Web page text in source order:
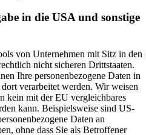
in die USA und sonstige
von Unternehmen mit Sitz in den
nicht sicheren Drittstaaten.
Ihre personenbezogene Daten in
verarbeitet werden. Wir weisen
kein mit der EU vergleichbares
kann. Beispielsweise sind US-
Daten an
ohne dass Sie als Betroffener